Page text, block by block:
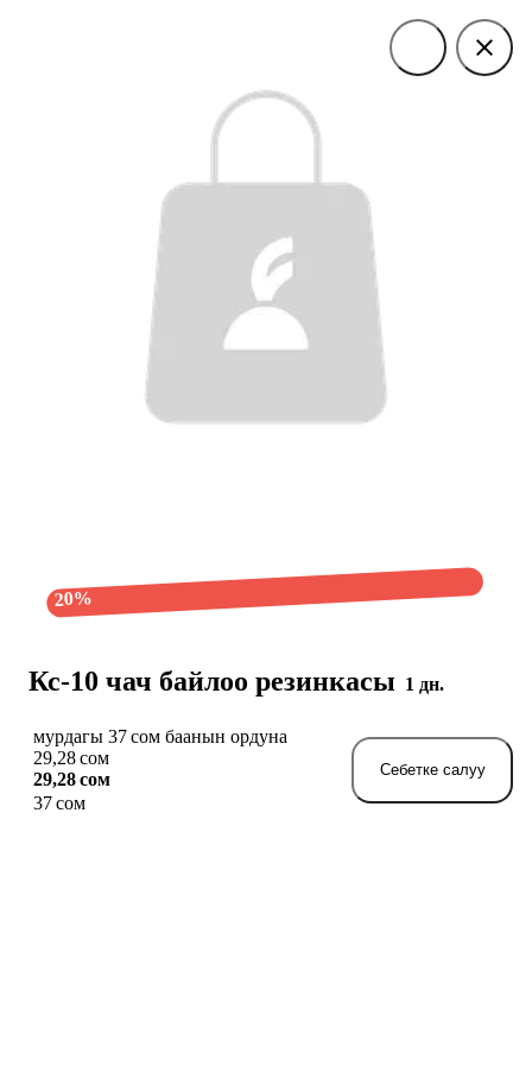
Кс-10 чач байлоо резинкасы 1 дн.
20%
мурдагы 37 сом баанын ордуна
29,28 сом
29,28 сом
37 сом
Себетке салуу